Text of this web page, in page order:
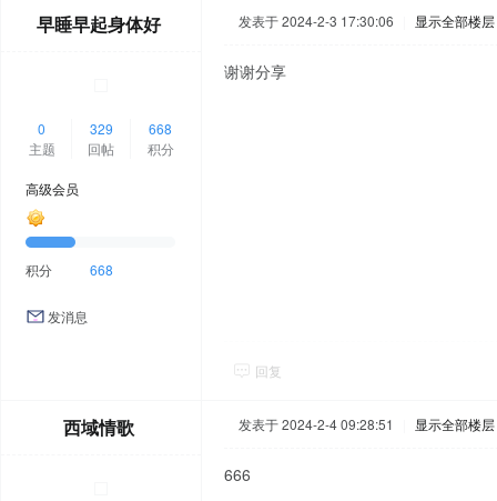
早睡早起身体好
0
主题
329
回帖
668
积分
高级会员
积分 668
发消息
发表于 2024-2-3 17:30:06 显示全部楼层
谢谢分享
回复
西域情歌 发表于 2024-2-4 09:28:51 显示全部楼层
666